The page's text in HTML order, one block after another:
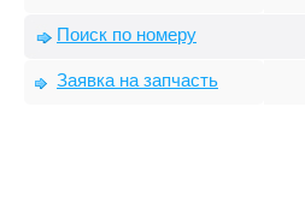
Поиск по номеру
Заявка на запчасть